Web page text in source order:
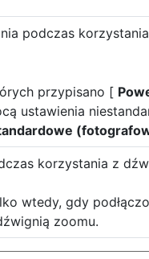
podczas
przypisano [
ustawienia
korzystania z
wtedy, gdy
zoomu.